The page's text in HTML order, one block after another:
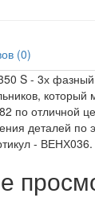
(0)
S - 3х
по отличной
деталей по
- ВЕНХ036.